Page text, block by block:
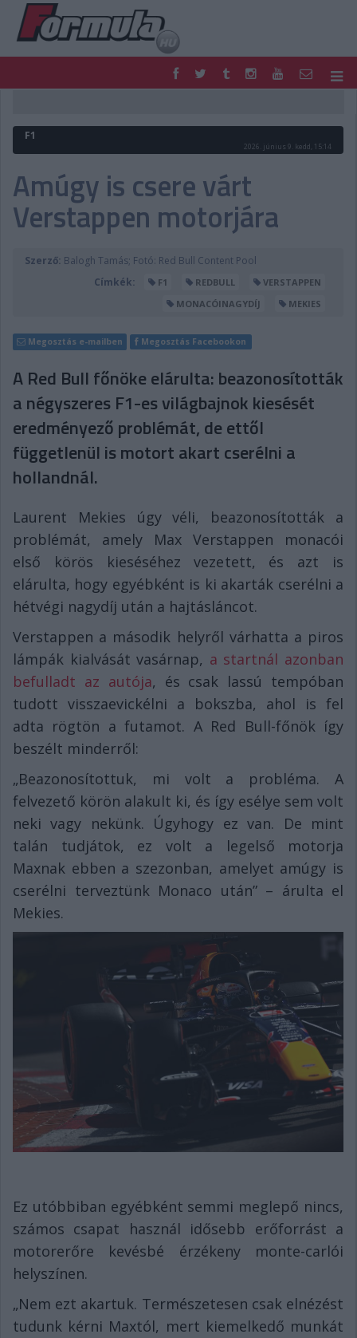
FORMULA
MOTOR
PODCAST
SHOP
LIVE
TIPPJÁTÉK
DIGITÁLIS MAGAZIN
PONTÁLLÁSOK
F1
2026. június 9. kedd, 15:14
Amúgy is csere várt
Verstappen motorjára
Szerző: Balogh Tamás; Fotó: Red Bull Content Pool
Címkék:
F1 REDBULL
VERSTAPPEN
MONACÓINAGYDÍJ
MEKIES
Megosztás e-mailben Megosztás Facebookon
A Red Bull főnöke elárulta: beazonosították
a négyszeres F1-es világbajnok kiesését
eredményező problémát, de ettől
függetlenül is motort akart cserélni a
hollandnál.
Laurent Mekies úgy véli, beazonosították a
problémát, amely Max Verstappen monacói
első körös kieséséhez vezetett, és azt is
elárulta, hogy egyébként is ki akarták cserélni a
hétvégi nagydíj után a hajtásláncot.
Verstappen a második helyről várhatta a piros
lámpák kialvását vasárnap, a startnál azonban
befulladt az autója, és csak lassú tempóban
tudott visszaevickélni a bokszba, ahol is fel
adta rögtön a futamot. A Red Bull-főnök így
beszélt minderről:
„Beazonosítottuk, mi volt a probléma. A
felvezető körön alakult ki, és így esélye sem volt
neki vagy nekünk. Úgyhogy ez van. De mint
talán tudjátok, ez volt a legelső motorja
Maxnak ebben a szezonban, amelyet amúgy is
cserélni terveztünk Monaco után” – árulta el
Mekies.
Ez utóbbiban egyébként semmi meglepő nincs,
számos csapat használ idősebb erőforrást a
motorerőre kevésbé érzékeny monte-carlói
helyszínen.
„Nem ezt akartuk. Természetesen csak elnézést
tudunk kérni Maxtól, mert kiemelkedő munkát